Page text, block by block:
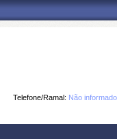
Telefone/Ramal: Não informado